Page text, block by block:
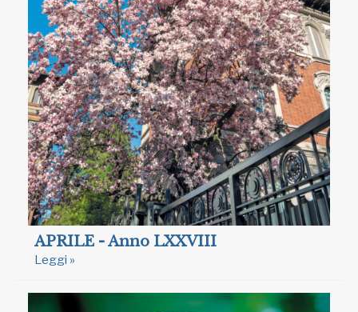
APRILE - Anno LXXVIII
Leggi »